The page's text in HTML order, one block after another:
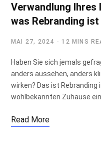
Verwandlung Ihres
was Rebranding ist
MAI 27, 2024 12 MINS
Haben Sie sich jemals
anders aussehen, anders
wirken? Das ist Rebranding
wohlbekannten Zuhause
Read More